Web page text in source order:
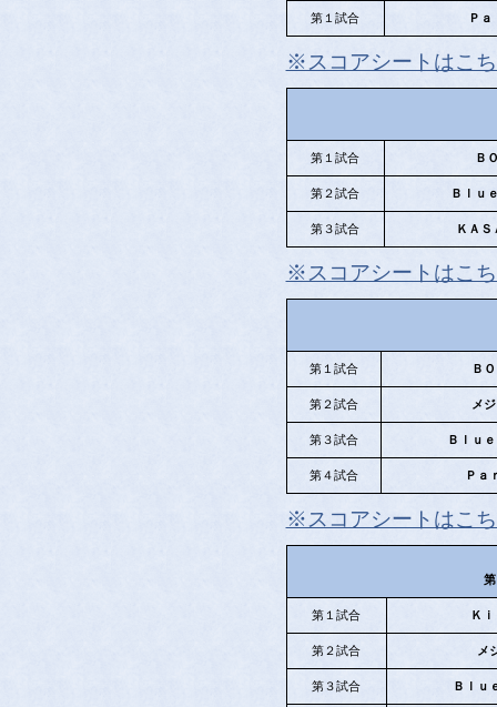
第１試合 Ｐａ
※スコアシートはこ
第１試合 Ｂ
第２試合 Ｂｌｕ
第３試合 ＫＡＳ
※スコアシートはこ
第１試合 Ｂ
第２試合 メ
第３試合 Ｂｌｕ
第４試合 Ｐａ
※スコアシートはこ
第１試合 Ｋ
第２試合 メ
第３試合 Ｂｌｕ